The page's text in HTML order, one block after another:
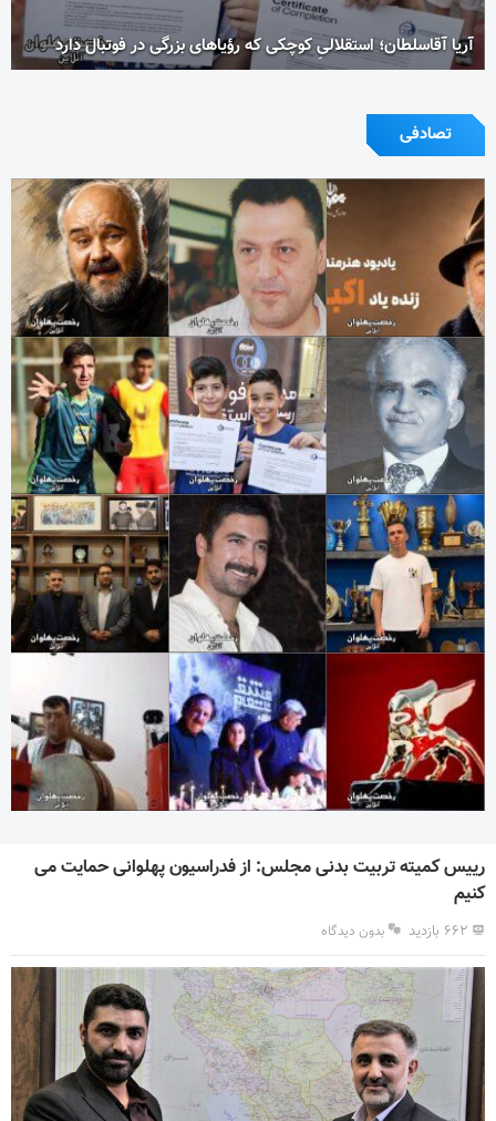
آریا آقاسلطان؛ استقلالیِ کوچکی که رؤیاهای بزرگی در فوتبال دارد
تصادفی
رییس کمیته تربیت بدنی مجلس: از فدراسیون پهلوانی حمایت می
کنیم
۶۶۲ بازدید بدون دیدگاه